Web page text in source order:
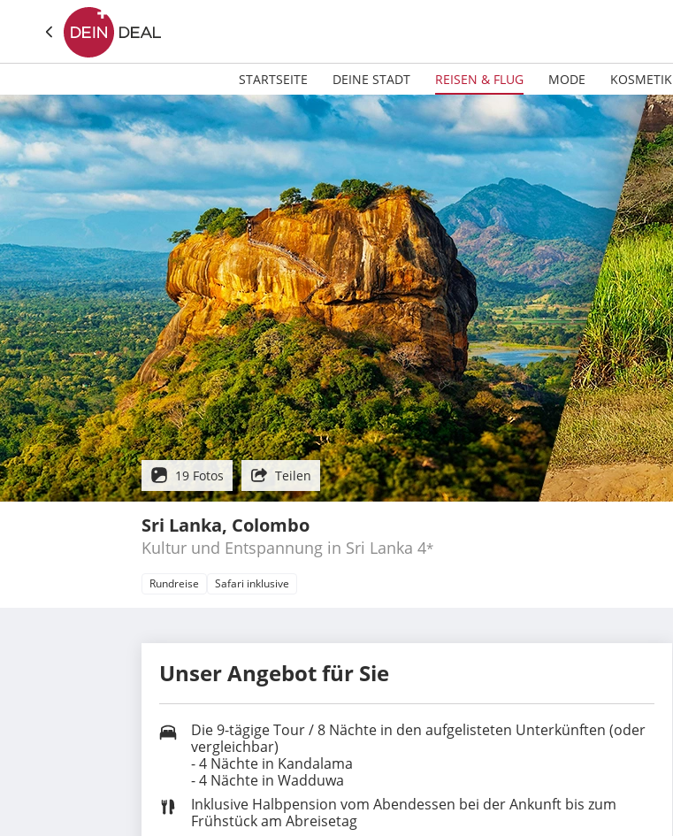
STARTSEITE DEINE STADT REISEN & FLUG MODE KOSMETIK
19 Fotos Teilen
Sri Lanka, Colombo
Kultur und Entspannung in Sri Lanka 4*
Rundreise Safari inklusive
Unser Angebot für Sie
Die 9-tägige Tour / 8 Nächte in den aufgelisteten Unterkünften (oder
vergleichbar)
- 4 Nächte in Kandalama
- 4 Nächte in Wadduwa
Inklusive Halbpension vom Abendessen bei der Ankunft bis zum
Frühstück am Abreisetag